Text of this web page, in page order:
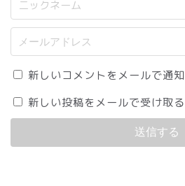
新しいコメントをメールで通知
新しい投稿をメールで受け取る